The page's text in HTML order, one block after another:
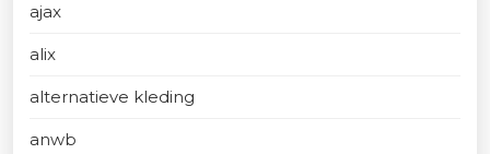
ajax
alix
alternatieve kleding
anwb